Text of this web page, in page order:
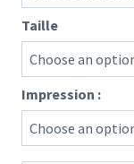
Taille
Impression :